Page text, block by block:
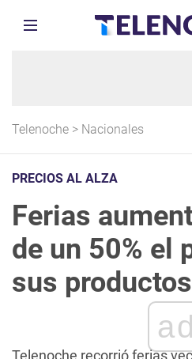
Telenoche > Nacionales
PRECIOS AL ALZA
Ferias
de un 50% el
sus productos
ad
Telenoche recorrió ferias